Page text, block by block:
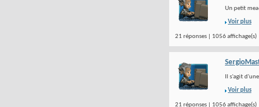
Un petit
Voir plus
21 réponses | 1056 affichage(s)
Il s'agit
Voir plus
21 réponses | 1056 affichage(s)